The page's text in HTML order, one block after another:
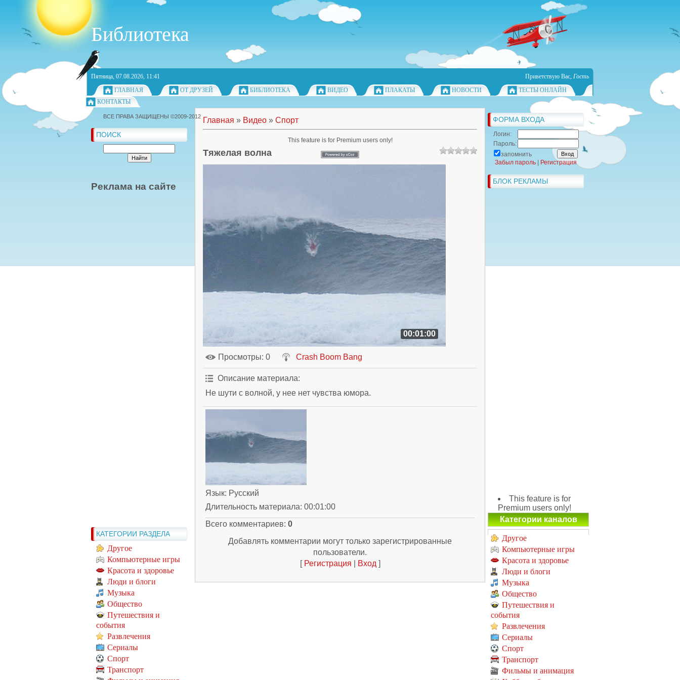
Библиотека
Пятница, 07.08.2026, 11:41 Приветствую Вас, Гость
ГЛАВНАЯ
ОТ ДРУЗЕЙ БИБЛИОТЕКА ВИДЕО ПЛАКАТЫ НОВОСТИ
ТЕСТЫ ОНЛАЙН
КОНТАКТЫ
ПОИСК
Реклама на сайте
КАТЕГОРИИ РАЗДЕЛА
Другое
Компьютерные игры
Красота и здоровье
Люди и блоги
Музыка
Общество
Путешествия и
события
Развлечения
Сериалы
Спорт
Транспорт
Главная » Видео » Спорт
Тяжелая волна
00:01:00
Просмотры: 0 Crash Boom Bang
Описание материала:
Не шути с волной, у нее нет чувства юмора.
Язык: Русский
Длительность материала: 00:01:00
Всего комментариев: 0
Добавлять комментарии могут только зарегистрированные
пользователи.
[ Регистрация Вход ]
ФОРМА ВХОДА
Логин:
Пароль:
запомнить
Забыл пароль
Регистрация
БЛОК РЕКЛАМЫ
This feature is for
Premium users only!
Категории каналов
Другое
Компьютерные игры
Красота и здоровье
Люди и блоги
Музыка
Общество
Путешествия и
события
Развлечения
Сериалы
Спорт
Транспорт
Фильмы и анимация
ВСЕ ПРАВА ЗАЩИЩЕНЫ ©2009-2012
This feature is for Premium users only!